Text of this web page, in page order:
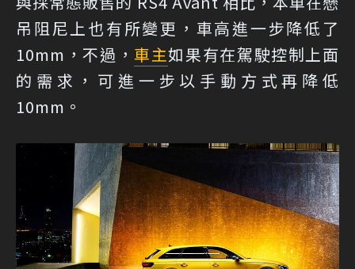
吊阻尼上也有所變更，車高進一步降低了
10mm，不過，車主如果有在駕駛控制上面
的需求，可進一步以手動方式再降低
10mm。